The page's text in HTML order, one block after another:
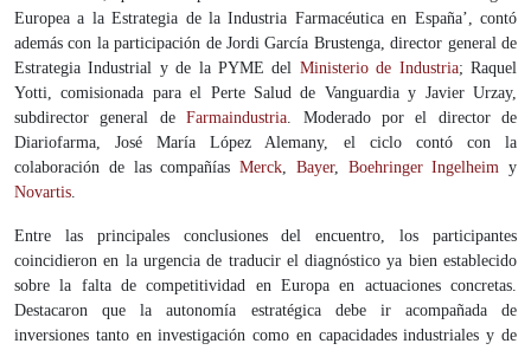
Europea a la Estrategia de la Industria Farmacéutica en España’, contó
además con la participación de Jordi García Brustenga, director general de
Estrategia Industrial y de la PYME del Ministerio de Industria; Raquel
Yotti, comisionada para el Perte Salud de Vanguardia y Javier Urzay,
subdirector general deFarmaindustria. Moderado por el director de
Diariofarma, José María López Alemany, el ciclo contó con la
colaboración de las compañías Merck, Bayer, Boehringer Ingelheim y
Novartis.
Entre las principales conclusiones del encuentro, los participantes
coincidieron en la urgencia de traducir el diagnóstico ya bien establecido
sobre la falta de competitividad en Europa en actuaciones concretas.
Destacaron que la autonomía estratégica debe ir acompañada de
inversiones tanto en investigación como en capacidades industriales y de